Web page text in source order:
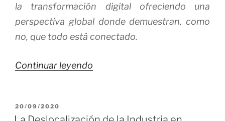
la transformación digital ofreciendo una
perspectiva global donde demuestran, como
no, que todo está conectado.
Continuar leyendo
PUBLICADO
EL
20/09/2020